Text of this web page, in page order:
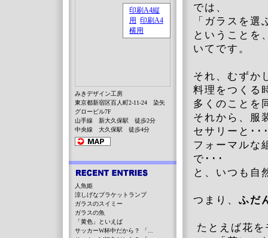
では、
「ガラスを
ということを
いてです。
それ、むずか
料理をつくる
多くのことを
それから、服
セサリーと
フォーマルな
で･･･
と、いつも自
つまり、 ふだ
たとえば花
みきデザイン工房
東京都新宿区百人町2-11-24 染矢
グロービル7F
山手線 新大久保駅 徒歩2分
中央線 大久保駅 徒歩4分
人魚姫
涼しげなブラケットランプ
ガラスのスイミー
ガラスの魚
「黄色」といえば
サッカーW杯中だから？ 「...